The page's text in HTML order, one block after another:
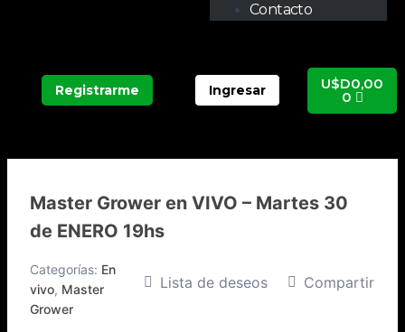
Contacto
Registrarme Ingresar U$D0,00
0
Master Grower en VIVO – Martes 30
de ENERO 19hs
Categorías: En
vivo, Master
Grower
Lista de deseos Compartir